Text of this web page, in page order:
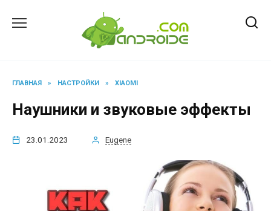
ГЛАВНАЯ » НАСТРОЙКИ » XIAOMI
Наушники и звуковые эффекты
23.01.2023 Eugene